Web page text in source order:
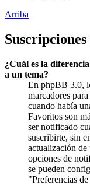
Arriba
¿Cuál es la
a un tema?
En phpBB 3.0,
marcadores
cuando había
Favoritos son
ser notificado
suscribirte, sin
actualización
opciones de
se pueden
"Preferencias